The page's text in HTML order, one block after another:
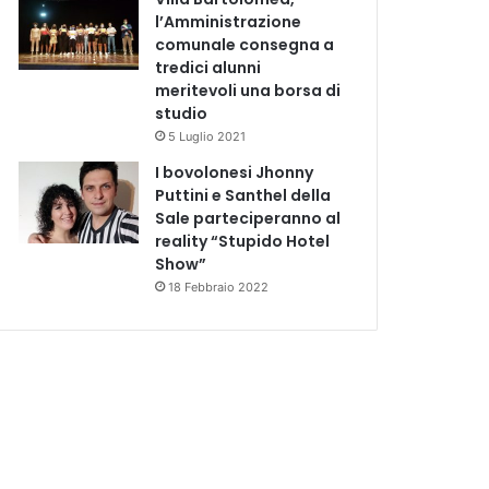
l’Amministrazione
comunale consegna a
tredici alunni
meritevoli una borsa di
studio
5 Luglio 2021
I bovolonesi Jhonny
Puttini e Santhel della
Sale parteciperanno al
reality “Stupido Hotel
Show”
18 Febbraio 2022